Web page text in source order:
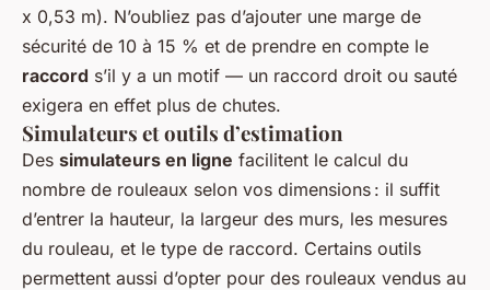
x 0,53 m). N’oubliez pas d’ajouter une marge de
sécurité de 10 à 15 % et de prendre en compte le
raccord s’il y a un motif — un raccord droit ou sauté
exigera en effet plus de chutes.
Simulateurs et outils d’estimation
Des simulateurs en ligne facilitent le calcul du
nombre de rouleaux selon vos dimensions : il suffit
d’entrer la hauteur, la largeur des murs, les mesures
du rouleau, et le type de raccord. Certains outils
permettent aussi d’opter pour des rouleaux vendus au